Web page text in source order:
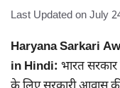
Last Updated on July
Haryana Sarkari
in Hindi: भारत